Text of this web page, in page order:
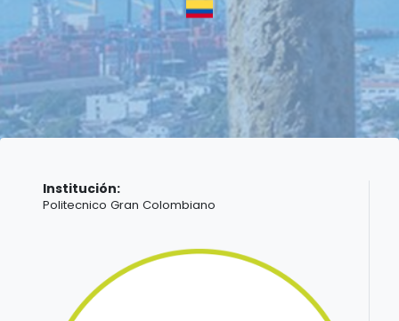
Institución:
Politecnico Gran Colombiano